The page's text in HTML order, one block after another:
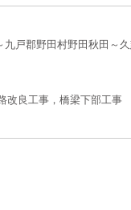
戸郡野田村野田秋田～
改良工事，橋梁下部工